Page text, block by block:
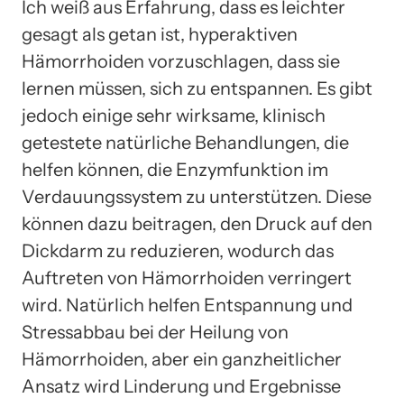
Ich weiß aus Erfahrung, dass es leichter
gesagt als getan ist, hyperaktiven
Hämorrhoiden vorzuschlagen, dass sie
lernen müssen, sich zu entspannen. Es gibt
jedoch einige sehr wirksame, klinisch
getestete natürliche Behandlungen, die
helfen können, die Enzymfunktion im
Verdauungssystem zu unterstützen. Diese
können dazu beitragen, den Druck auf den
Dickdarm zu reduzieren, wodurch das
Auftreten von Hämorrhoiden verringert
wird. Natürlich helfen Entspannung und
Stressabbau bei der Heilung von
Hämorrhoiden, aber ein ganzheitlicher
Ansatz wird Linderung und Ergebnisse